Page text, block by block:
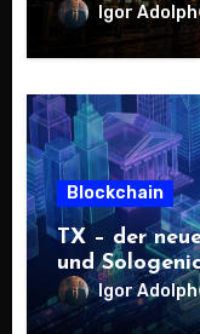
Igor Adolph
Blockchain
TX – der
und
Igor Adolph